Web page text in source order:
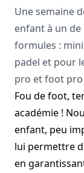
Une semaine
enfant à un
formules :
padel et pour
pro et foot pro
Fou de foot,
académie !
enfant, peu
lui permettre
en